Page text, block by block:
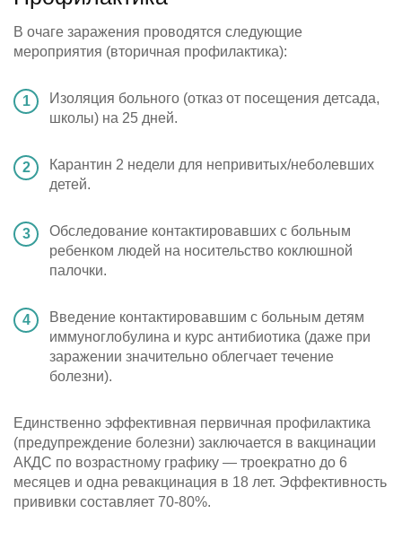
В очаге заражения проводятся следующие
мероприятия (вторичная профилактика):
Изоляция больного (отказ от посещения детсада,
школы) на 25 дней.
Карантин 2 недели для непривитых/неболевших
детей.
Обследование контактировавших с больным
ребенком людей на носительство коклюшной
палочки.
Введение контактировавшим с больным детям
иммуноглобулина и курс антибиотика (даже при
заражении значительно облегчает течение
болезни).
Единственно эффективная первичная профилактика
(предупреждение болезни) заключается в вакцинации
АКДС по возрастному графику — троекратно до 6
месяцев и одна ревакцинация в 18 лет. Эффективность
прививки составляет 70-80%.